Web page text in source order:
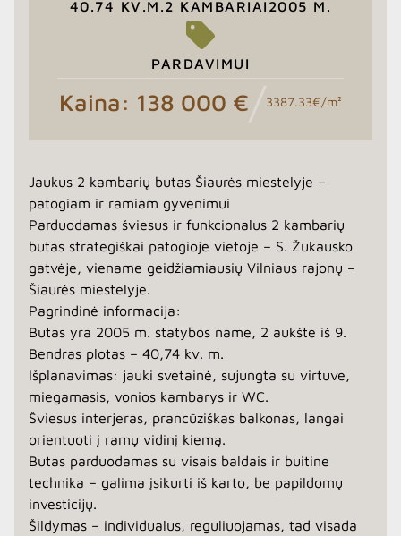
40.74 KV.M.2 KAMBARIAI 2005 M.
PARDAVIMUI
Kaina: 138 000 €/3387.33€/m²
Jaukus 2 kambarių butas Šiaurės miestelyje –
patogiam ir ramiam gyvenimui
Parduodamas šviesus ir funkcionalus 2 kambarių
butas strategiškai patogioje vietoje – S. Žukausko
gatvėje, viename geidžiamiausių Vilniaus rajonų –
Šiaurės miestelyje.
Pagrindinė informacija:
Butas yra 2005 m. statybos name, 2 aukšte iš 9.
Bendras plotas – 40,74 kv. m.
Išplanavimas: jauki svetainė, sujungta su virtuve,
miegamasis, vonios kambarys ir WC.
Šviesus interjeras, prancūziškas balkonas, langai
orientuoti į ramų vidinį kiemą.
Butas parduodamas su visais baldais ir buitine
technika – galima įsikurti iš karto, be papildomų
investicijų.
Šildymas – individualus, reguliuojamas, tad visada